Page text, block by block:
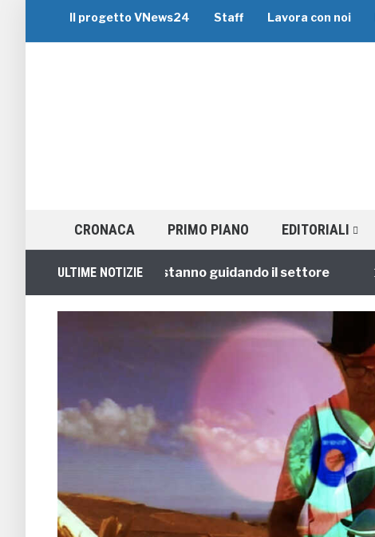
Il progetto VNews24 Staff Lavora con noi
CRONACA PRIMO PIANO EDITORIALI
ULTIME NOTIZIE
migliori brand che stanno guidando il settore 1 annofa